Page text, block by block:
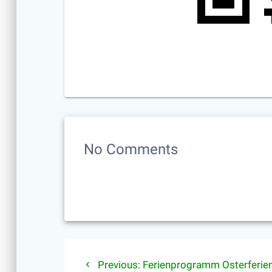
No Comments
Previous: Previous
Ferienprogramm